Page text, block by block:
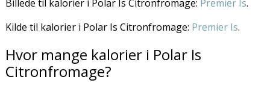
Billede til kalorier i Polar Is Citronfromage: Premier Is.
Kilde til kalorier i Polar Is Citronfromage: Premier Is.
Hvor mange kalorier i Polar Is
Citronfromage?